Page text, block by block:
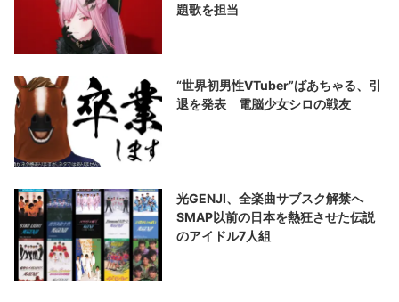
題歌を担当
“世界初男性VTuber”ばあちゃる、引
退を発表 電脳少女シロの戦友
光GENJI、全楽曲サブスク解禁へ
SMAP以前の日本を熱狂させた伝説
のアイドル7人組